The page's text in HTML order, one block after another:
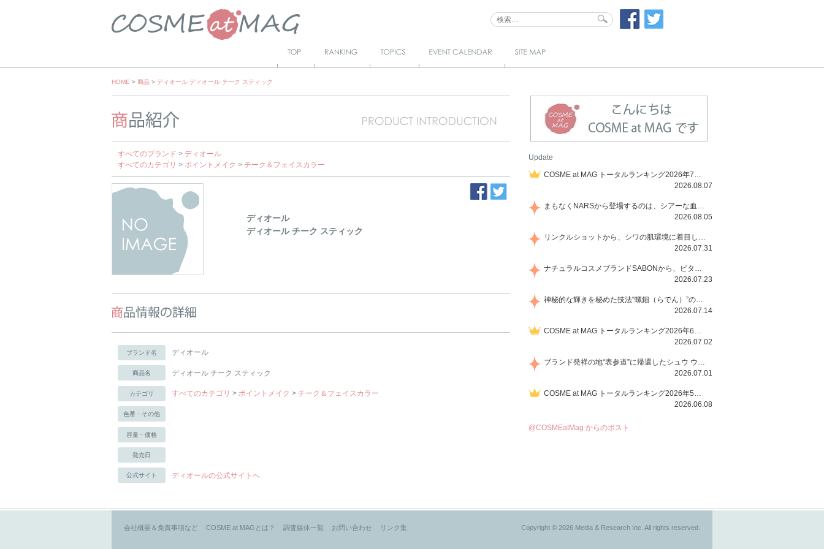
ップ
Skip
HOME > 商品 > ディオール ディオール チーク スティック
すべてのブランド > ディオール
すべてのカテゴリ > ポイントメイク > チーク＆フェイスカラー
ディオール
ディオール チーク スティック
ブランド名 ディオール
商品名 ディオール チーク スティック
カテゴリ すべてのカテゴリ > ポイントメイク > チーク＆フェイスカラー
色番・その他
容量・価格
発売日
公式サイト ディオールの公式サイトへ
Update
COSME at MAG トータルランキング2026年7月号
2026.08.07
まもなくNARSから登場するのは、シアーな血色感と高揚感が魅力の新作リキッドブラッシュ「インセイシャブル リキッドブラッシュ」と、ゴールデンアワーに染まる空にインスピレーションを得た「アフターグロー リップシャイン」の新色！夏をハックして！
2026.08.05
リンクルショットから、シワの肌環境に着目した初のローションとナイトクリームが登場！デイリーケアで、シワ特有の肌環境を改善し、シワが目立たない肌へと導きます。
2026.07.31
ナチュラルコスメブランドSABONから、ビタミンC配合のビタミンスムージーマスク「ラディアンスマスク」と、ペパーミントにオーガニックハーブを凝縮したジェルの涼感トリートメント美容液「スカルプセラム リフレッシング」が登場！日々のデイリーケアで、過酷な猛暑で疲れた肌や頭皮をサポート、心地よくリフレッシュし、優しく肌を整えます。
2026.07.23
神秘的な輝きを秘めた技法“螺鈿（らでん）”の多彩で多様な煌めきに着想を得たSUQQUの2026 秋 カラーコレクションから登場するのは、艶然と輝くアイシャドウや偏光パールを配したフェイスカラー、繊細なパールの煌めくネイル、そしてそれらを際立てる“朧げな艶”を秘めた新リクイドリップ「ブラー リクイド リップ」。強さを秘めたまろやかな洗練の表情に。
2026.07.14
COSME at MAG トータルランキング2026年6月号
2026.07.02
ブランド発祥の地“表参道”に帰還したシュウ ウエムラから、“骨格美“を叶えるクレヨンタイプのフェイスカラー「スカルプト クレヨン」と、ブランド初のリノベーションで進化した名品アイブロウ「ハード フォーミュラ ハード 10」が登場！
2026.07.01
COSME at MAG トータルランキング2026年5月号
2026.06.08
@COSMEatMag からのポスト
会社概要＆免責事項など COSME at MAGとは？ 調査媒体一覧 お問い合わせ リンク集 Copyright © 2026 Media & Research Inc. All rights reserved.